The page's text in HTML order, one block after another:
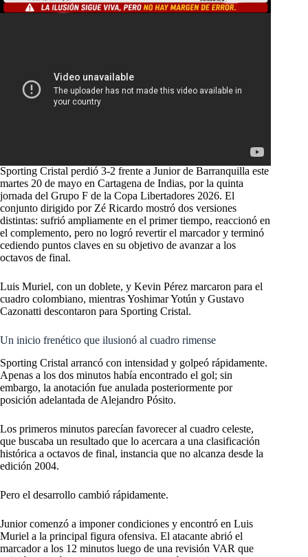
Sporting Cristal perdió 3-2 frente a Junior de Barranquilla este
martes 20 de mayo en Cartagena de Indias, por la quinta
jornada del Grupo F de la Copa Libertadores 2026. El
conjunto dirigido por Zé Ricardo mostró dos versiones
distintas: sufrió ampliamente en el primer tiempo, reaccionó en
el complemento, pero no logró revertir el marcador y terminó
cediendo puntos claves en su objetivo de avanzar a los
octavos de final.
Luis Muriel, con un doblete, y Kevin Pérez marcaron para el
cuadro colombiano, mientras Yoshimar Yotún y Gustavo
Cazonatti descontaron para Sporting Cristal.
Un inicio frenético que ilusionó al cuadro rimense
Sporting Cristal arrancó con intensidad y golpeó rápidamente.
Apenas a los dos minutos había encontrado el gol; sin
embargo, la anotación fue anulada posteriormente por
posición adelantada de Alejandro Pósito.
Los primeros minutos parecían favorecer al cuadro celeste,
que buscaba un resultado que lo acercara a una clasificación
histórica a octavos de final, instancia que no alcanza desde la
edición 2004.
Pero el desarrollo cambió rápidamente.
Junior comenzó a imponer condiciones y encontró en Luis
Muriel a la principal figura ofensiva. El atacante abrió el
marcador a los 12 minutos luego de una revisión VAR que